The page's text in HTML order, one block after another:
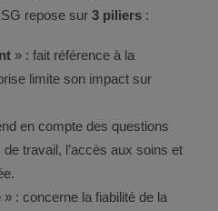
repose sur 3 piliers :
» : fait référence à la
limite son impact sur
en compte des questions
travail, l’accès aux soins et
» : concerne la fiabilité de la